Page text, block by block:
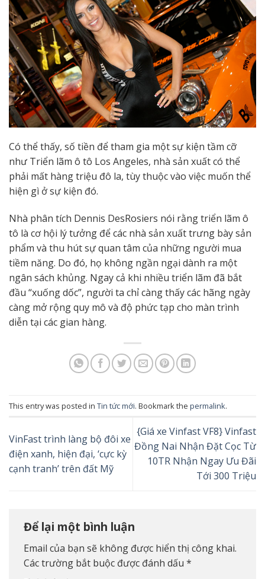
Có thể thấy, số tiền để tham gia một sự kiện tầm cỡ
như Triển lãm ô tô Los Angeles, nhà sản xuất có thể
phải mất hàng triệu đô la, tùy thuộc vào việc muốn thể
hiện gì ở sự kiện đó.
Nhà phân tích Dennis DesRosiers nói rằng triển lãm ô
tô là cơ hội lý tưởng để các nhà sản xuất trưng bày sản
phẩm và thu hút sự quan tâm của những người mua
tiềm năng. Do đó, họ không ngần ngại dành ra một
ngân sách khủng. Ngay cả khi nhiều triển lãm đã bắt
đầu “xuống dốc”, người ta chỉ càng thấy các hãng ngày
càng mở rộng quy mô và độ phức tạp cho màn trình
diễn tại các gian hàng.
This entry was posted in Tin tức mới. Bookmark the permalink.
VinFast trình làng bộ đôi xe
điện xanh, hiện đại, ‘cực kỳ
cạnh tranh’ trên đất Mỹ
{Giá xe Vinfast VF8} Vinfast
Đồng Nai Nhận Đặt Cọc Từ
10TR Nhận Ngay Ưu Đãi
Tới 300 Triệu
Để lại một bình luận
Email của bạn sẽ không được hiển thị công khai.
Các trường bắt buộc được đánh dấu *